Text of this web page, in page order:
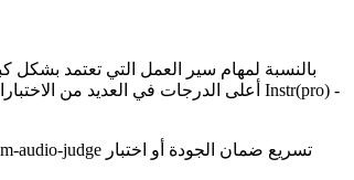
بالنسبة لمهام سير العمل التي تعتمد بشكل